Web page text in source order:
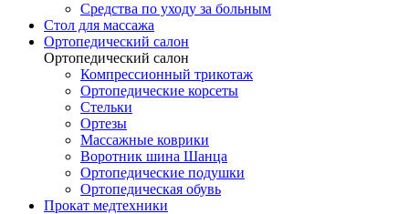
Средства по уходу за больным
Cтол для массажа
Ортопедический салон
Ортопедический салон
Компрессионный трикотаж
Ортопедические корсеты
Стельки
Ортезы
Массажные коврики
Воротник шина Шанца
Ортопедические подушки
Ортопедическая обувь
Прокат медтехники